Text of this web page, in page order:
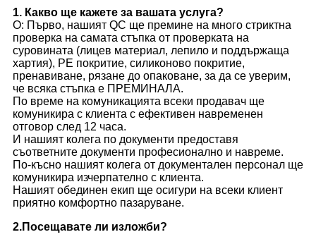
1. Какво ще кажете за вашата услуга?
О: Първо, нашият QC ще премине на много стриктна
проверка на самата стъпка от проверката на
суровината (лицев материал, лепило и поддържаща
хартия), PE покритие, силиконово покритие,
пренавиване, рязане до опаковане, за да се уверим,
че всяка стъпка е ПРЕМИНАЛА.
По време на комуникацията всеки продавач ще
комуникира с клиента с ефективен навременен
отговор след 12 часа.
И нашият колега по документи предоставя
съответните документи професионално и навреме.
По-късно нашият колега от документален персонал ще
комуникира изчерпателно с клиента.
Нашият обединен екип ще осигури на всеки клиент
приятно комфортно пазаруване.
2.Посещавате ли изложби?